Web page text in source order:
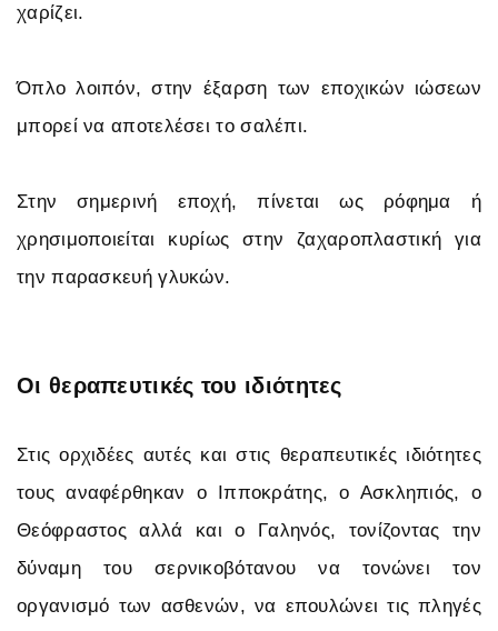
χαρίζει.
Όπλο λοιπόν, στην έξαρση των εποχικών ιώσεων
μπορεί να αποτελέσει το σαλέπι.
Στην σημερινή εποχή, πίνεται ως ρόφημα ή
χρησιμοποιείται κυρίως στην ζαχαροπλαστική για
την παρασκευή γλυκών.
Οι θεραπευτικές του ιδιότητες
Στις ορχιδέες αυτές και στις θεραπευτικές ιδιότητες
τους αναφέρθηκαν ο Ιπποκράτης, ο Ασκληπιός, ο
Θεόφραστος αλλά και ο Γαληνός, τονίζοντας την
δύναμη του σερνικοβότανου να τονώνει τον
οργανισμό των ασθενών, να επουλώνει τις πληγές